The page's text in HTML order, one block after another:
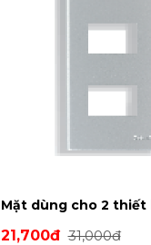
Mặt dùng cho 2 thiết
WEV68020MW
21,700đ 31,000đ